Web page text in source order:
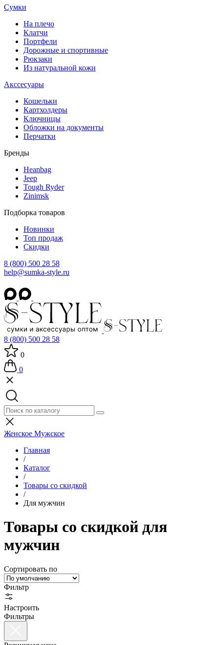
Сумки
На плечо
Клатчи
Портфели
Дорожные и спортивные
Рюкзаки
Из натуральной кожи
Акссесуары
Кошельки
Картхолдеры
Ключницы
Обложки на документы
Перчатки
Бренды
Heanbag
Jeep
Tough Ryder
Zinimsk
Подборка товаров
Новинки
Топ продаж
Скидки
8 (800) 500 28 58
help@sumka-style.ru
8 (800) 500 28 58
0
0
Женское Мужское
Главная
/
Каталог
/
Товары со скидкой
/
Для мужчин
Товары со скидкой для
мужчин
Сортировать по
Фильтр
Настроить
Фильтры